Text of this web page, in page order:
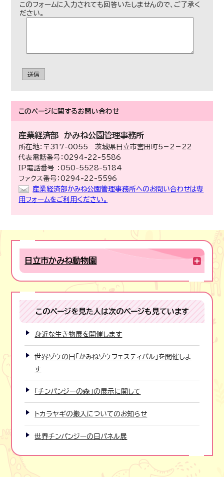
このフォームに入力されても回答いたしませんので、ご了承く
ださい。
送信
このページに関するお問い合わせ
産業経済部かみね公園管理事務所
所在地：〒317-0055 茨城県日立市宮田町5－2－22
代表電話番号：0294-22-5586
IP電話番号 ：050-5528-5184
ファクス番号：0294-22-5596
産業経済部かみね公園管理事務所へのお問い合わせは専
用フォームをご利用ください。
日立市かみね動物園
このページを見た人は次のページも見ています
身近な生き物展を開催します
世界ゾウの日「かみねゾウフェスティバル」を開催しま
す
「チンパンジーの森」の展示に関して
トカラヤギの搬入についてのお知らせ
世界チンパンジーの日パネル展